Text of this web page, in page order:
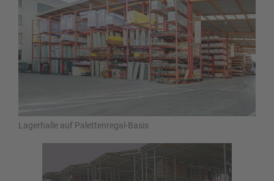
Lagerhalle auf Palettenregal-Basis